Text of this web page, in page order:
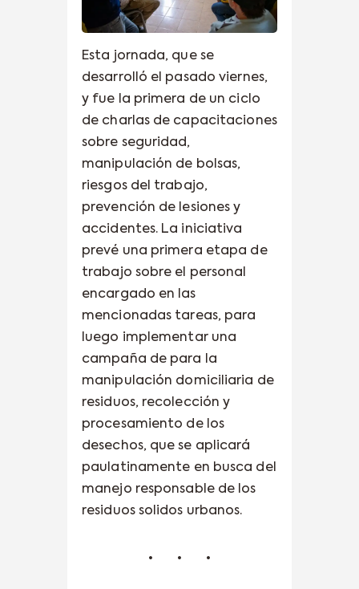
Esta jornada, que se
desarrolló el pasado viernes,
y fue la primera de un ciclo
de charlas de capacitaciones
sobre seguridad,
manipulación de bolsas,
riesgos del trabajo,
prevención de lesiones y
accidentes. La iniciativa
prevé una primera etapa de
trabajo sobre el personal
encargado en las
mencionadas tareas, para
luego implementar una
campaña de para la
manipulación domiciliaria de
residuos, recolección y
procesamiento de los
desechos, que se aplicará
paulatinamente en busca del
manejo responsable de los
residuos solidos urbanos.